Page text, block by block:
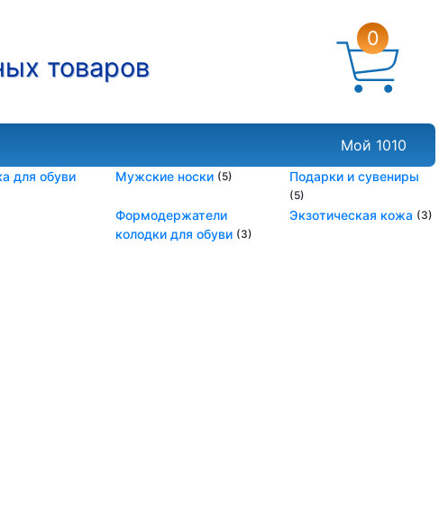
товаров
0
Мой 1010
для обуви Мужские носки (5) Подарки и сувениры
(5)
Формодержатели
колодки для обуви (3)
Экзотическая кожа (3)